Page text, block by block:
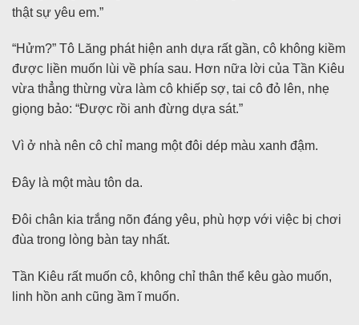
thật sự yêu em.”
“Hửm?” Tô Lăng phát hiện anh dựa rất gần, cô không kiềm
được liền muốn lùi về phía sau. Hơn nữa lời của Tần Kiêu
vừa thẳng thừng vừa làm cô khiếp sợ, tai cô đỏ lên, nhẹ
giọng bảo: “Được rồi anh đừng dựa sát.”
Vì ở nhà nên cô chỉ mang một đôi dép màu xanh đậm.
Đây là một màu tôn da.
Đôi chân kia trắng nõn đáng yêu, phù hợp với việc bị chơi
đùa trong lòng bàn tay nhất.
Tần Kiêu rất muốn cô, không chỉ thân thể kêu gào muốn,
linh hồn anh cũng ầm ĩ muốn.